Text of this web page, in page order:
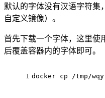
默认的字体没有汉语字符集
自定义镜像）。
首先下载一个字体，这里使
后覆盖容器内的字体即可。
1 docker cp /tmp/